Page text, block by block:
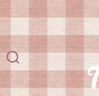
Saltar
al
contenido
Alternar
la
búsqueda